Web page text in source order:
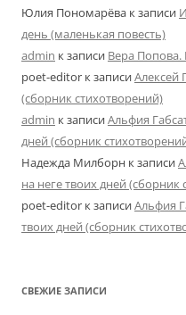
Юлия Пономарёва к записи
день (маленькая повесть)
admin к записи Вера Попова.
poet-editor к записиАлексей
(сборник стихотворений)
admin к записиАльфия
дней (сборник
Надежда Милборн к записи
на неге твоих дней (сборник
poet-editor к записиАльфия
твоих дней (сборник
СВЕЖИЕ ЗАПИСИ